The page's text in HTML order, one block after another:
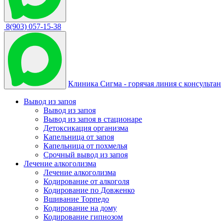
8(903) 057-15-38
Клиника Сигма - горячая линия с
Вывод из запоя
Вывод из запоя
Вывод из запоя в стационаре
Детоксикация организма
Капельница от запоя
Капельница от похмелья
Срочный вывод из запоя
Лечение алкоголизма
Лечение алкоголизма
Кодирование от алкоголя
Кодирование по Довженко
Вшивание Торпедо
Кодирование на дому
Кодирование гипнозом